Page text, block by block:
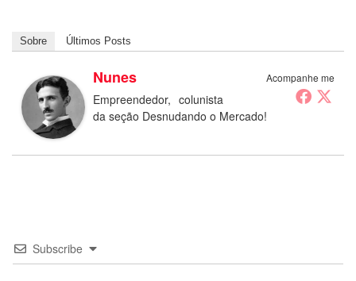
Sobre Últimos Posts
Acompanhe me
Nunes
Empreendedor, colunista
da seção Desnudando o Mercado!
Subscribe